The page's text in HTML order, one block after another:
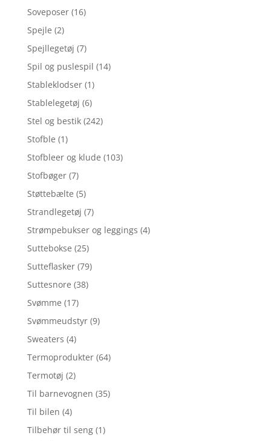
Soveposer (16)
Spejle (2)
Spejllegetøj (7)
Spil og puslespil (14)
Stableklodser (1)
Stablelegetøj (6)
Stel og bestik (242)
Stofble (1)
Stofbleer og klude (103)
Stofbøger (7)
Støttebælte (5)
Strandlegetøj (7)
Strømpebukser og leggings (4)
Suttebokse (25)
Sutteflasker (79)
Suttesnore (38)
Svømme (17)
Svømmeudstyr (9)
Sweaters (4)
Termoprodukter (64)
Termotøj (2)
Til barnevognen (35)
Til bilen (4)
Tilbehør til seng (1)